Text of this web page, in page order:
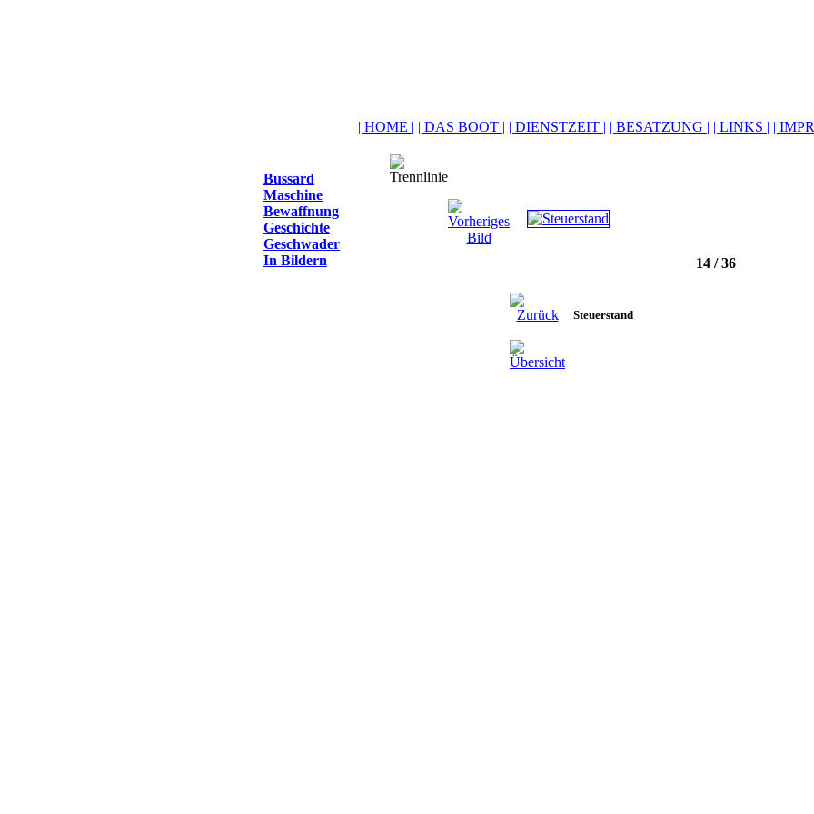
| HOME | | DAS BOOT | | DIENSTZEIT | | BESATZUNG | | LINKS | |
Bussard
Maschine
Bewaffnung
Geschichte
Geschwader
In Bildern
14 / 36
Steuerstand